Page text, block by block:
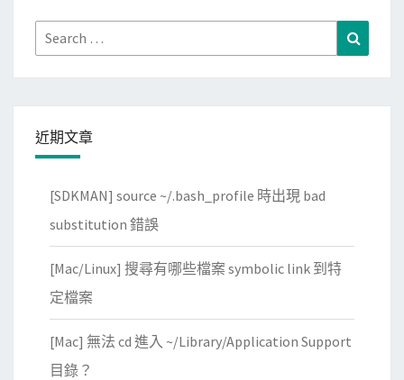
Search
for:
近期文章
[SDKMAN] source ~/.bash_profile 時出現 bad
substitution 錯誤
[Mac/Linux] 搜尋有哪些檔案 symbolic link 到特
定檔案
[Mac] 無法 cd 進入 ~/Library/Application Support
目錄？